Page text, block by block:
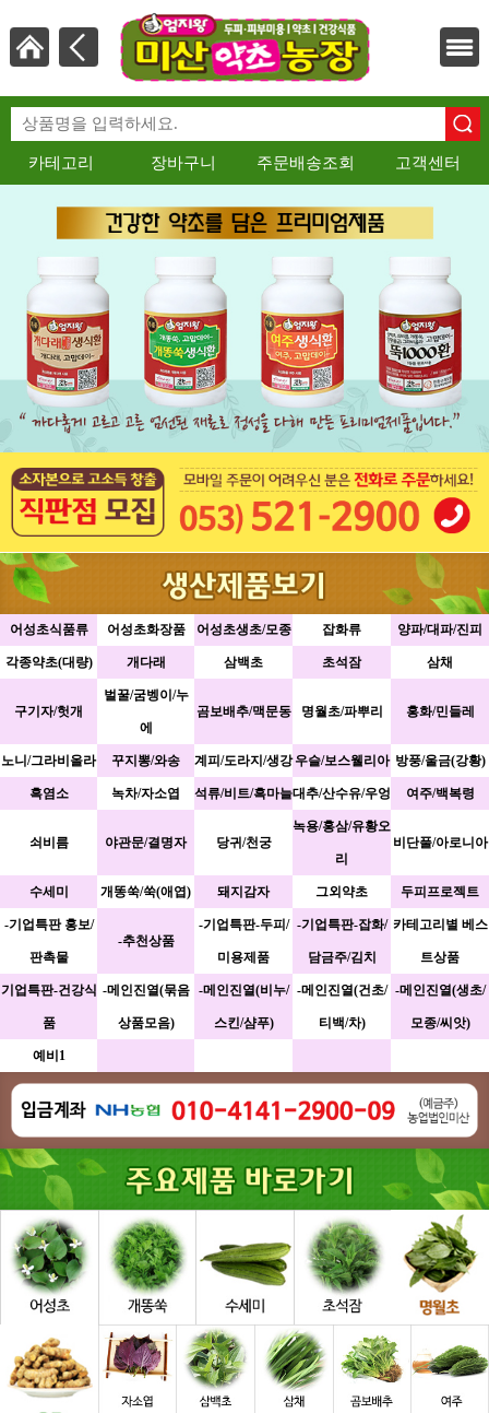
카테고리 장바구니 주문배송조회 고객센터
어성초식품류 어성초화장품 어성초생초/모종 잡화류 양파/대파/진피
각종약초(대량) 개다래 삼백초 초석잠 삼채
구기자/헛개
벌꿀/굼벵이/누
에
곰보배추/맥문동 명월초/파뿌리 홍화/민들레
노니/그라비올라 꾸지뽕/와송 계피/도라지/생강 우슬/보스웰리아 방풍/울금(강황)
흑염소 녹차/자소엽 석류/비트/흑마늘대추/산수유/우엉 여주/백복령
쇠비름 야관문/결명자 당귀/천궁
녹용/홍삼/유황오
리
비단풀/아로니아
수세미 개똥쑥/쑥(애엽) 돼지감자 그외약초 두피프로젝트
-기업특판 홍보/
판촉물
-추천상품
-기업특판-두피/
미용제품
-기업특판-잡화/
담금주/김치
카테고리별 베스
트상품
기업특판-건강식
품
-메인진열(묶음
상품모음)
-메인진열(비누/
스킨/샴푸)
-메인진열(건초/
티백/차)
-메인진열(생초/
모종/씨앗)
예비1